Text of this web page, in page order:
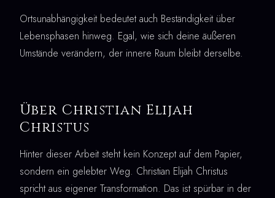
Ortsunabhängigkeit bedeutet auch Beständigkeit über
Lebensphasen hinweg. Egal, wie sich deine äußeren
Umstände verändern, der innere Raum bleibt derselbe.
Über Christian Elijah
Christus
Hinter dieser Arbeit steht kein Konzept auf dem Papier,
sondern ein gelebter Weg. Christian Elijah Christus
spricht aus eigener Transformation. Das ist spürbar in der